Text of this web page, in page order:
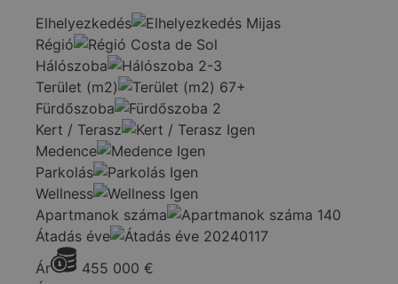
Elhelyezkedés
Mijas
Régió
Costa de Sol
Hálószoba
2-3
Terület (m2)
67+
Fürdőszoba
2
Kert / Terasz
Igen
Medence
Igen
Parkolás
Igen
Wellness
Igen
Apartmanok száma
140
Átadás éve
20240117
Ár
455 000 €